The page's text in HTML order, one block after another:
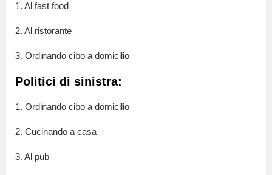
1. Al fast food
2. Al ristorante
3. Ordinando cibo a domicilio
Politici di sinistra:
1. Ordinando cibo a domicilio
2. Cucinando a casa
3. Al pub